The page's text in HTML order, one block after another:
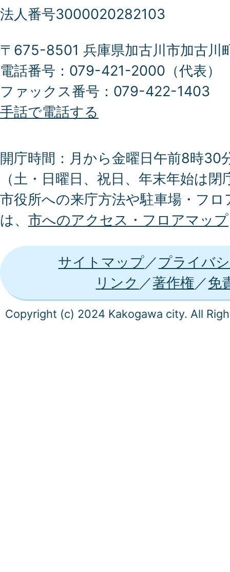
法人番号3000020282103
〒675-8501 兵庫県加古川市加古川
電話番号：079-421-2000（代表）
ファックス番号：079-422-1403
手話で電話する
開庁時間：月から金曜日午前8時30
（土・日曜日、祝日、年末年始は閉
市役所への来庁方法や駐車場・フ
は、 市へのアクセス・フロアマップ
サイトマップ
プライバ
リンク
著作権 免
Copyright (c) 2024 Kakogawa city. All